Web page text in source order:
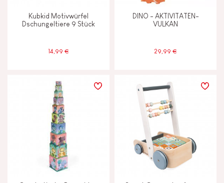
Kubkid Motivwürfel
Dschungeltiere 9 Stück
14,99 €
DINO - AKTIVITATEN-
VULKAN
29,99 €